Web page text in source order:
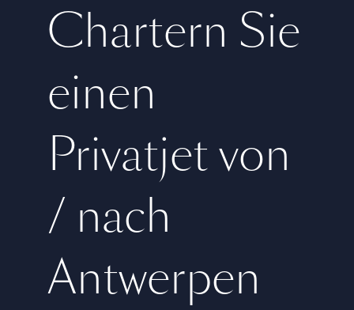
Chartern Sie
einen
Privatjet von
/ nach
Antwerpen